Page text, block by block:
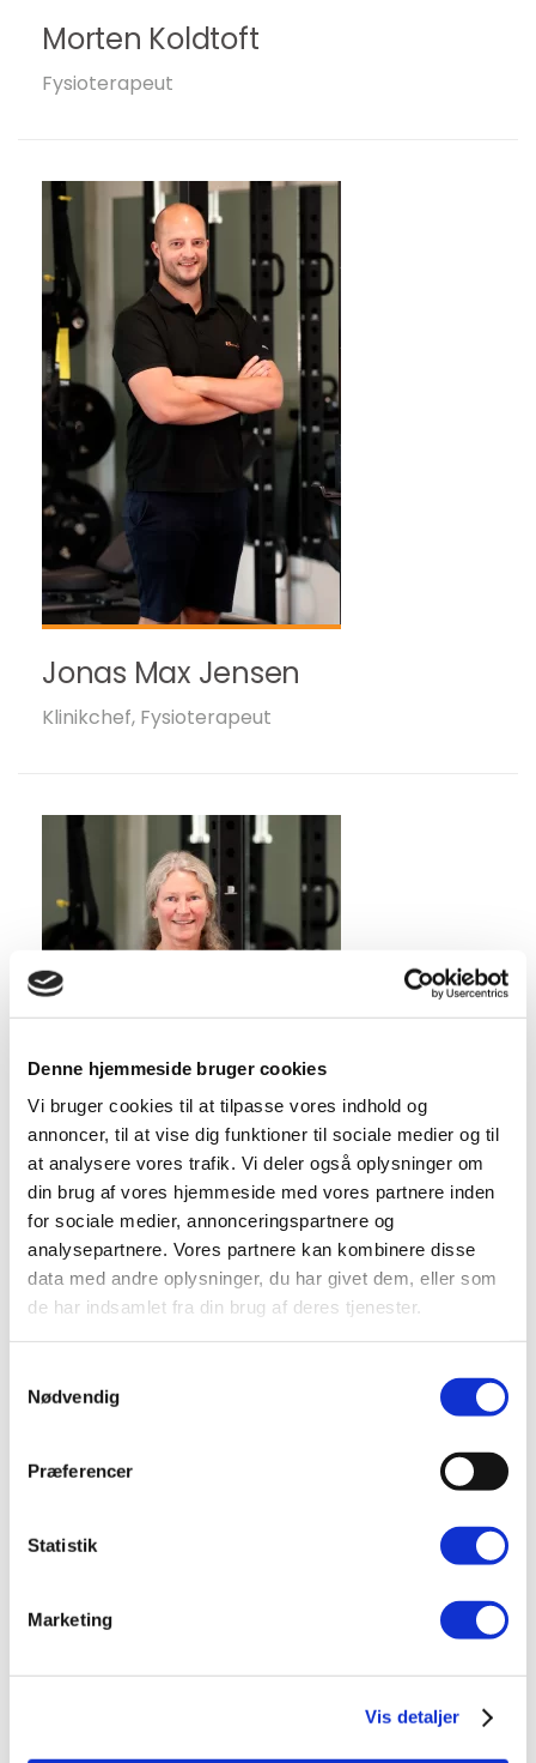
Denne hjemmeside bruger cookies
Vi bruger cookies til at tilpasse vores indhold og
annoncer, til at vise dig funktioner til sociale medier og til
at analysere vores trafik. Vi deler også oplysninger om
din brug af vores hjemmeside med vores partnere inden
for sociale medier, annonceringspartnere og
analysepartnere. Vores partnere kan kombinere disse
data med andre oplysninger, du har givet dem, eller som
de har indsamlet fra din brug af deres tjenester.
Nødvendig
Præferencer
Statistik
Marketing
Vis detaljer
Morten Koldtoft
Fysioterapeut
Jonas Max Jensen
Klinikchef, Fysioterapeut
Marianne Sveistrup
Fysioterapeut